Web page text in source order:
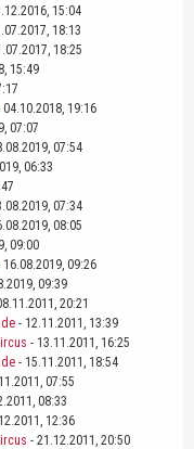
15:04
18:13
18:25
15:49
04.10.2018, 19:16
07:07
07:54
06:33
07:34
08:05
09:00
16.08.2019, 09:26
09:39
20:21
- 12.11.2011, 13:39
- 13.11.2011, 16:25
- 15.11.2011, 18:54
07:55
08:33
12:36
- 21.12.2011, 20:50